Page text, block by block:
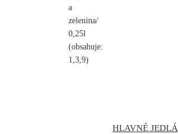
a
zelenina/
0,25l
(obsahuje:
1,3,9)
HLAVNÉ JEDLÁ